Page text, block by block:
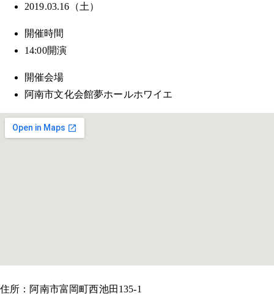
2019.03.16（土）
開催時間
14:00開演
開催会場
阿南市文化会館夢ホールホワイエ
住所：阿南市富岡町西池田135-1